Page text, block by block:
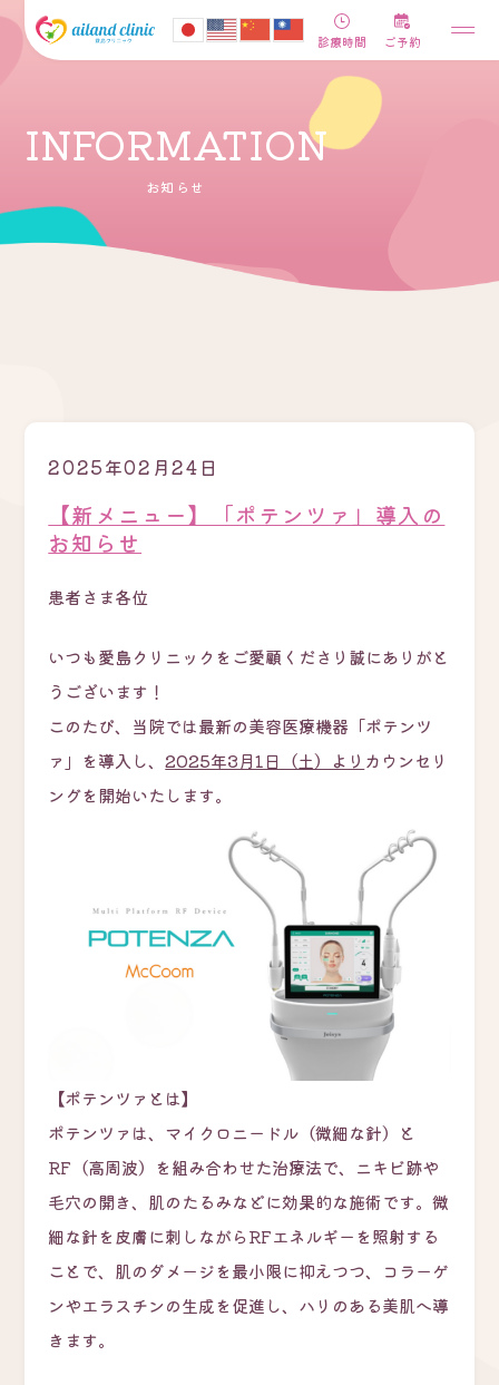
診療時間 ご予約
INFORMATION
お知らせ
2025年02月24日
【新メニュー】「ポテンツァ」導入の
お知らせ
患者さま各位
いつも愛島クリニックをご愛顧くださり誠にありがと
うございます！
このたび、当院では最新の美容医療機器「ポテンツ
ァ」を導入し、2025年3月1日（土）より カウンセリ
ングを開始いたします。
【ポテンツァとは】
ポテンツァは、マイクロニードル（微細な針）と
RF（高周波）を組み合わせた治療法で、ニキビ跡や
毛穴の開き、肌のたるみなどに効果的な施術です。微
細な針を皮膚に刺しながらRFエネルギーを照射する
ことで、肌のダメージを最小限に抑えつつ、コラーゲ
ンやエラスチンの生成を促進し、ハリのある美肌へ導
きます。